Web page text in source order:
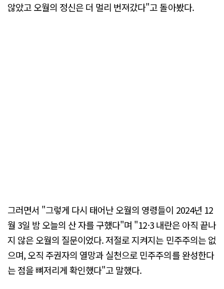
않았고 오월의 정신은 더 멀리 번져갔다"고 돌아봤다.
그러면서 "그렇게 다시 태어난 오월의 영령들이 2024년 12
월 3일 밤 오늘의 산 자를 구했다"며 "12·3 내란은 아직 끝나
지 않은 오월의 질문이었다. 저절로 지켜지는 민주주의는 없
으며, 오직 주권자의 열망과 실천으로 민주주의를 완성한다
는 점을 뼈저리게 확인했다"고 말했다.